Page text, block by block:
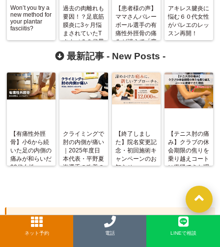
LINE
Won’t you try a
new method for
your plantar
fasciitis?
過去の肉離れも
要因！？足底筋
膜炎に3ヶ月悩
まされていたT
さん（６０代男
性）が３回の筋
膜調整
Manipulation®
）で改善！
【患者様の声】
ママさんバレー
ボール選手の有
痛性外脛骨の痛
みが消えて「魔
でした！」
アキレス腱炎に
悩む６０代女性
がバレエのレッ
スン再開！
最新記事 - New Posts -
【有痛性外脛
骨】小6から続
いた足の内側の
痛みが和らいだ
20代女性
クライミングで
肘の内側が痛い
｜2025年度日
本代表・平野夏
海選手の改善の
【終了しまし
た】院名変更記
念・初回施術キ
ャンペーンのお
知らせ
【テニス肘の痛
み】クラブの休
会期限の焦りを
乗り越えコート
に復帰できた理
新着記事一覧
ネット予約 電話 LINEで相談